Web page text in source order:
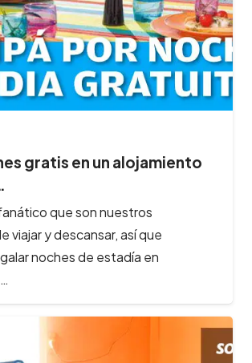
gratis en un alojamiento
que son nuestros
viajar y descansar, así que
noches de estadía en